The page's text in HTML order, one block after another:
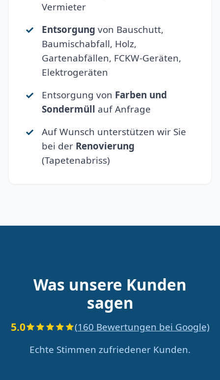
Vermieter
Entsorgung von Bauschutt,
Baumischabfall, Holz,
Gartenabfällen, FCKW-Geräten,
Elektrogeräten
Entsorgung von Farben und
Sondermüll auf Anfrage
Auf Wunsch unterstützen wir Sie
bei der Renovierung
(Tapetenabriss)
Was unsere Kunden
sagen
5.0
(160 Bewertungen bei Google)
Echte Stimmen zufriedener Kunden.